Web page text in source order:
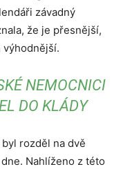
závadný
že je přesnější,
výhodnější.
NEMOCNICI
DO KLÁDY
rozděl na dvě
Nahlíženo z této